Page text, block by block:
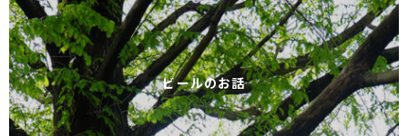
ビールのお話